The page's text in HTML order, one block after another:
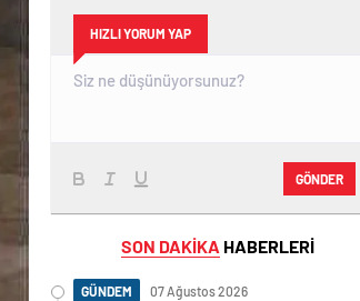
HIZLI YORUM YAP
GÖNDER
SON DAKİKA HABERLERİ
GÜNDEM 07 Ağustos 2026